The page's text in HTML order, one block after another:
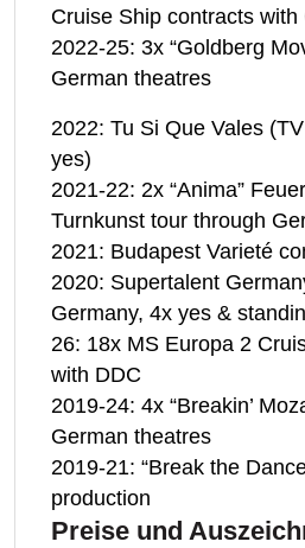
Cruise Ship contracts with
2022-25: 3x “Goldberg
German theatres
2022: Tu Si Que Vales
yes)
2021-22: 2x “Anima”
Turnkunst tour through
2021: Budapest Varieté
2020: Supertalent
Germany, 4x yes &
26: 18x MS Europa 2
with DDC
2019-24: 4x “Breakin’
German theatres
2019-21: “Break the
production
Preise und